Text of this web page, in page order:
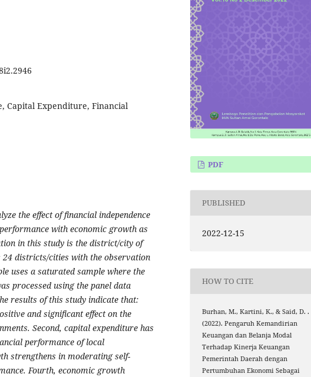
Capital Expenditure, Financial
the effect of financial independence
with economic growth as
in this study is the district/city of
24 districts/cities with the observation
uses a saturated sample where the
processed using the panel data
results of this study indicate that:
and significant effect on the
Second, capital expenditure has
performance of local
strengthens in moderating self-
Fourth, economic growth
PDF
PUBLISHED
2022-12-15
HOW TO CITE
Burhan, M., Kartini, K., & Said, D. .
(2022). Pengaruh Kemandirian
Keuangan dan Belanja Modal
Terhadap Kinerja Keuangan
Pemerintah Daerah dengan
Pertumbuhan Ekonomi Sebagai